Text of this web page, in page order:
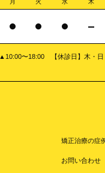
月 火 水 木
▲10:00〜18:00 【休診日】木・日
矯正治療の症
お問い合わせ